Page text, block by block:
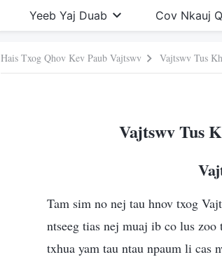
Yeeb Yaj Duab Cov Nkauj
Hais Txog Qhov Kev Paub Vajtswv Vajtswv Tus
Vajtswv Tus
Tam sim no nej tau hnov txog
ntseeg tias nej muaj ib co lus
txhua yam tau ntau npaum li cas